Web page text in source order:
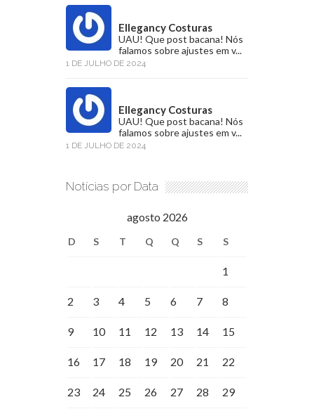
Ellegancy Costuras
UAU! Que post bacana! Nós
falamos sobre ajustes em v...
1 DE JULHO DE 2024
Ellegancy Costuras
UAU! Que post bacana! Nós
falamos sobre ajustes em v...
1 DE JULHO DE 2024
Notícias por Data
agosto 2026
D S T Q Q S S
1
2 3 4 5 6 7 8
9 10 11 12 13 14 15
16 17 18 19 20 21 22
23 24 25 26 27 28 29